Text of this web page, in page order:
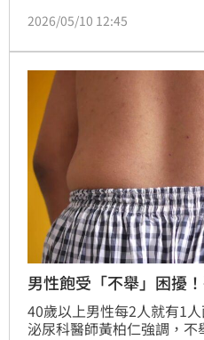
幣（約新台幣80萬元）存款
親有認知障礙，母親精神
想到還發生這種狀況。
2026/05/10 12:45
男性飽受「不舉」困擾
40歲以上男性每2人就有1
泌尿科醫師黃柏仁強調，